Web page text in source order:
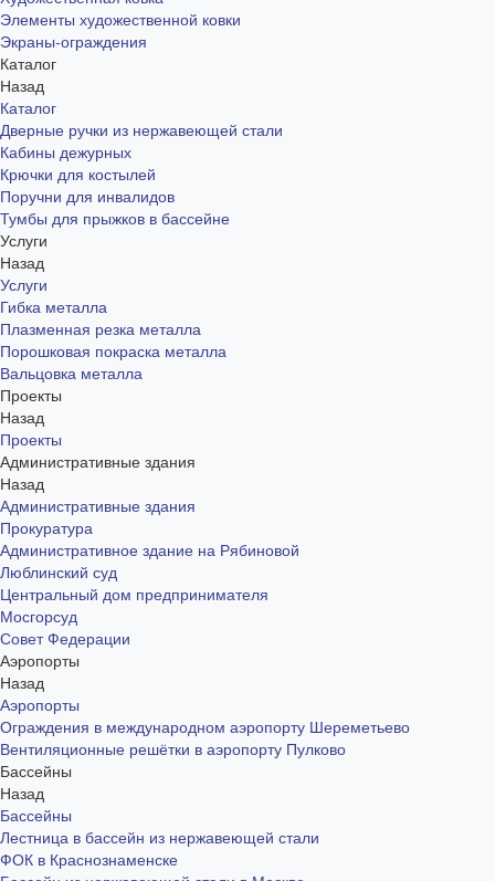
Элементы художественной ковки
Экраны-ограждения
Каталог
Назад
Каталог
Дверные ручки из нержавеющей стали
Кабины дежурных
Крючки для костылей
Поручни для инвалидов
Тумбы для прыжков в бассейне
Услуги
Назад
Услуги
Гибка металла
Плазменная резка металла
Порошковая покраска металла
Вальцовка металла
Проекты
Назад
Проекты
Административные здания
Назад
Административные здания
Прокуратура
Административное здание на Рябиновой
Люблинский суд
Центральный дом предпринимателя
Мосгорсуд
Совет Федерации
Аэропорты
Назад
Аэропорты
Ограждения в международном аэропорту Шереметьево
Вентиляционные решётки в аэропорту Пулково
Бассейны
Назад
Бассейны
Лестница в бассейн из нержавеющей стали
ФОК в Краснознаменске